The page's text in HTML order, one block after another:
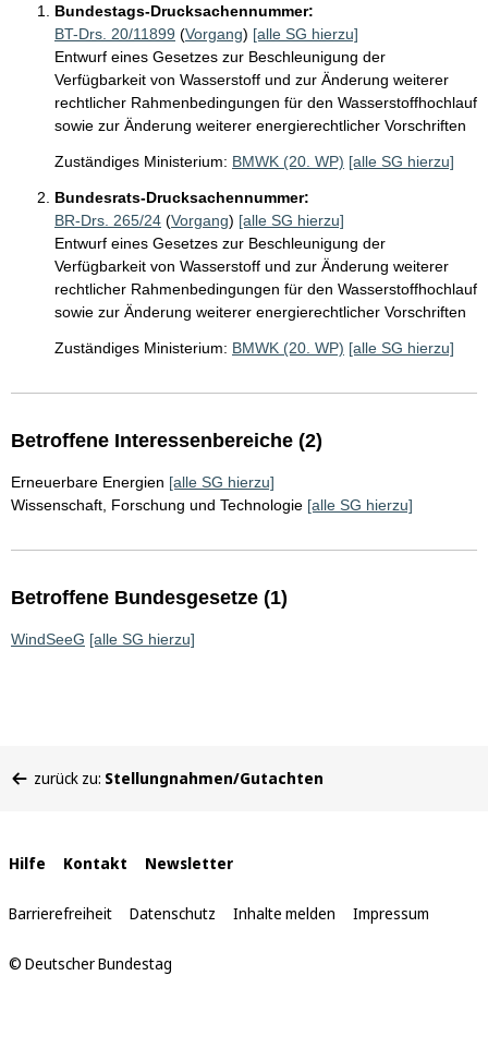
Bundestags-Drucksachennummer:
BT-Drs. 20/11899 (Vorgang) [alle SG hierzu]
Entwurf eines Gesetzes zur Beschleunigung der
Verfügbarkeit von Wasserstoff und zur Änderung weiterer
rechtlicher Rahmenbedingungen für den Wasserstoffhochlauf
sowie zur Änderung weiterer energierechtlicher Vorschriften
Zuständiges Ministerium: BMWK (20. WP) [alle SG hierzu]
Bundesrats-Drucksachennummer:
BR-Drs. 265/24 (Vorgang) [alle SG hierzu]
Entwurf eines Gesetzes zur Beschleunigung der
Verfügbarkeit von Wasserstoff und zur Änderung weiterer
rechtlicher Rahmenbedingungen für den Wasserstoffhochlauf
sowie zur Änderung weiterer energierechtlicher Vorschriften
Zuständiges Ministerium: BMWK (20. WP) [alle SG hierzu]
Betroffene Interessenbereiche (2)
Erneuerbare Energien [alle SG hierzu]
Wissenschaft, Forschung und Technologie [alle SG hierzu]
Betroffene Bundesgesetze (1)
WindSeeG [alle SG hierzu]
befinden
zurück zu: Stellungnahmen/Gutachten
Interne
Links
Hilfe Kontakt Newsletter
Barrierefreiheit Datenschutz Inhalte melden Impressum
© Deutscher Bundestag